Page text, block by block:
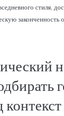
стиля,
законченность